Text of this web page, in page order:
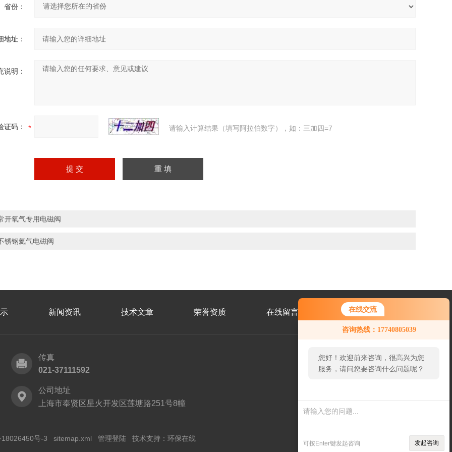
在线交流
咨询热线：17740805039
您好！欢迎前来咨询，很高兴为您
服务，请问您要咨询什么问题呢？
了需求产品，您可以直接在线与我
联系！
可按Enter键发起咨询 发起咨询
省份：
地址：
说明：
证码： 请输入计算结果（填写阿拉伯数字），如：三加四=7
开氧气专用电磁阀
锈钢氦气电磁阀
新闻资讯 技术文章 荣誉资质 在线留言 联系我们
传真
021-37111592
公司地址
上海市奉贤区星火开发区莲塘路251号8幢
18026450号-3 sitemap.xml 管理登陆 技术支持： 环保在线
码